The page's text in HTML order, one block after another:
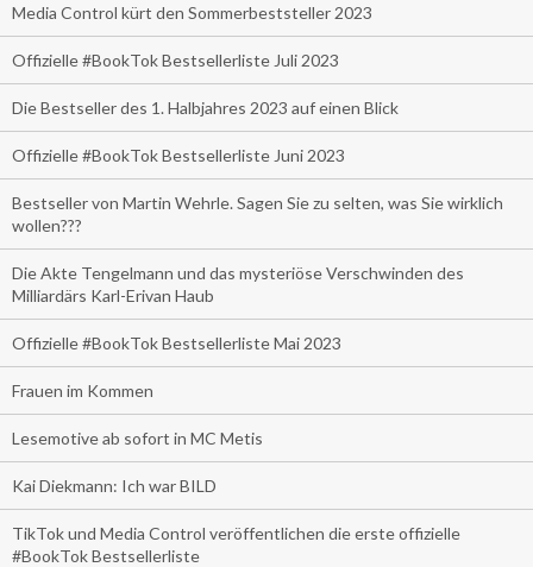
Media Control kürt den Sommerbeststeller 2023
Offizielle #BookTok Bestsellerliste Juli 2023
Die Bestseller des 1. Halbjahres 2023 auf einen Blick
Offizielle #BookTok Bestsellerliste Juni 2023
Bestseller von Martin Wehrle. Sagen Sie zu selten, was Sie wirklich
wollen???
Die Akte Tengelmann und das mysteriöse Verschwinden des
Milliardärs Karl-Erivan Haub
Offizielle #BookTok Bestsellerliste Mai 2023
Frauen im Kommen
Lesemotive ab sofort in MC Metis
Kai Diekmann: Ich war BILD
TikTok und Media Control veröffentlichen die erste offizielle
#BookTok Bestsellerliste